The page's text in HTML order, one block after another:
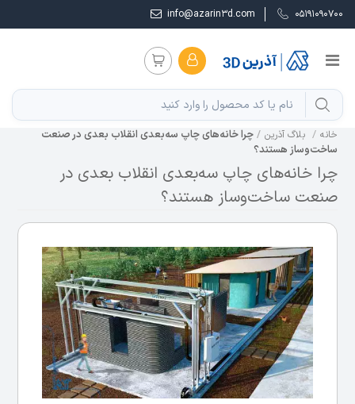
05191090700
info@azarin3d.com
خانه بلاگ آذرین
چرا خانه‌های چاپ سه‌بعدی انقلاب بعدی در صنعت
ساخت‌وساز هستند؟
چرا خانه‌های چاپ سه‌بعدی انقلاب بعدی در
صنعت ساخت‌وساز هستند؟